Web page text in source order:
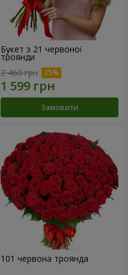
Букет з 21 червоної
троянди
2 460 грн
Замовити
101 червона троянда